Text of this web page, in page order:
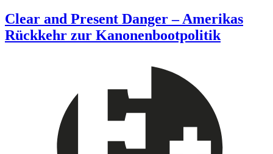
Clear and Present Danger – Amerikas
Rückkehr zur Kanonenbootpolitik